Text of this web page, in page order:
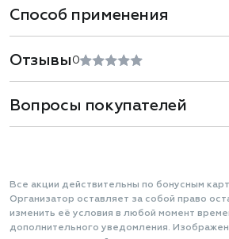
Способ применения
Отзывы 0
Вопросы покупателей
Все акции действительны по бонусным
Организатор оставляет за собой право
изменить её условия в любой момент
дополнительного уведомления.